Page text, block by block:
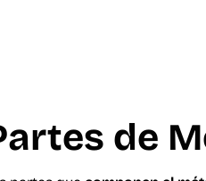
de